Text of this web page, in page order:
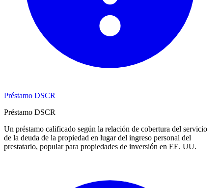
Préstamo DSCR
Préstamo DSCR
Un préstamo calificado según la relación de cobertura del servicio
de la deuda de la propiedad en lugar del ingreso personal del
prestatario, popular para propiedades de inversión en EE. UU.